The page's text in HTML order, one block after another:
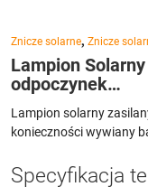
Znicze solarne, Znicze
Lampion
odpoczynek…
Lampion solarny
konieczności wywiany
Specyfikacja